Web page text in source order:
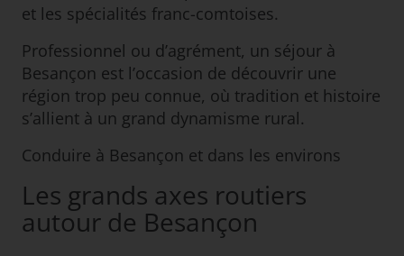
et les spécialités franc-comtoises.
Professionnel ou d’agrément, un séjour à
Besançon est l’occasion de découvrir une
région trop peu connue, où tradition et histoire
s’allient à un grand dynamisme rural.
Conduire à Besançon et dans les environs
Les grands axes routiers
autour de Besançon